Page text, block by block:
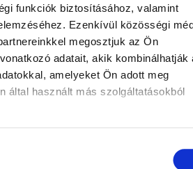
funkciók biztosításához, valamint
Ezenkívül közösségi
megosztjuk az Ön
adatait, akik kombinálhatják
amelyeket Ön adott meg
által használt más szolgáltatásokból
NYÁRI
23